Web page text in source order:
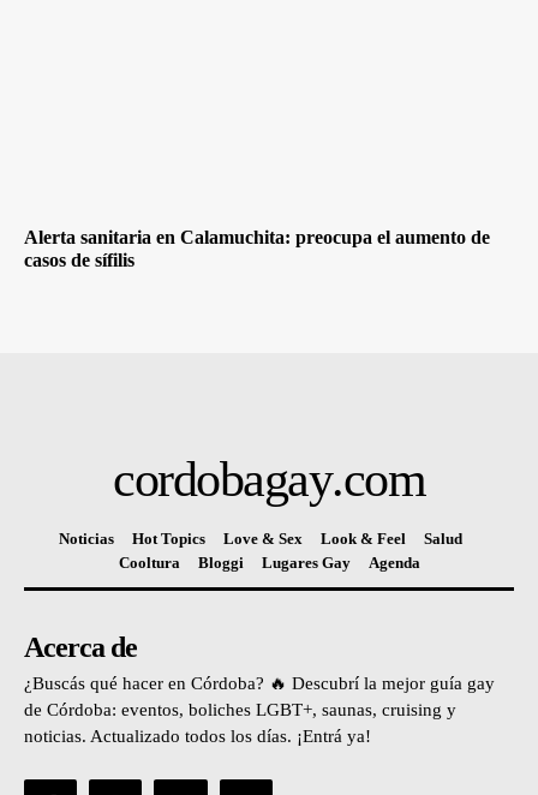
Alerta sanitaria en Calamuchita: preocupa el aumento de
casos de sífilis
cordobagay.com
Noticias Hot Topics Love & Sex Look & Feel
Salud
Cooltura
Bloggi Lugares Gay Agenda
Acerca de
¿Buscás qué hacer en Córdoba? 🔥 Descubrí la mejor guía gay
de Córdoba: eventos, boliches LGBT+, saunas, cruising y
noticias. Actualizado todos los días. ¡Entrá ya!